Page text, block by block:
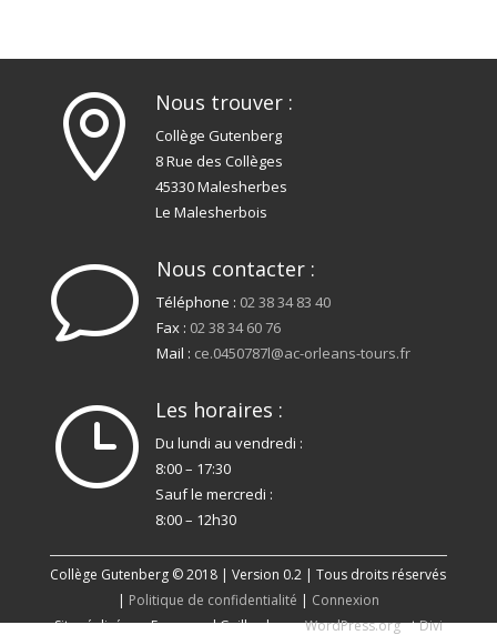
 Nous trouver :
Collège Gutenberg
8 Rue des Collèges
45330 Malesherbes
Le Malesherbois
v Nous contacter :
Téléphone : 02 38 34 83 40
Fax : 02 38 34 60 76
Mail : ce.0450787l@ac-orleans-tours.fr
} Les horaires :
Du lundi au vendredi :
8:00 – 17:30
Sauf le mercredi :
8:00 – 12h30
Collège Gutenberg © 2018 | Version 0.2 | Tous droits réservés
| Politique de confidentialité | Connexion
Site réalisé par Emmanuel Gaillard avecWordPress.orgetDivi